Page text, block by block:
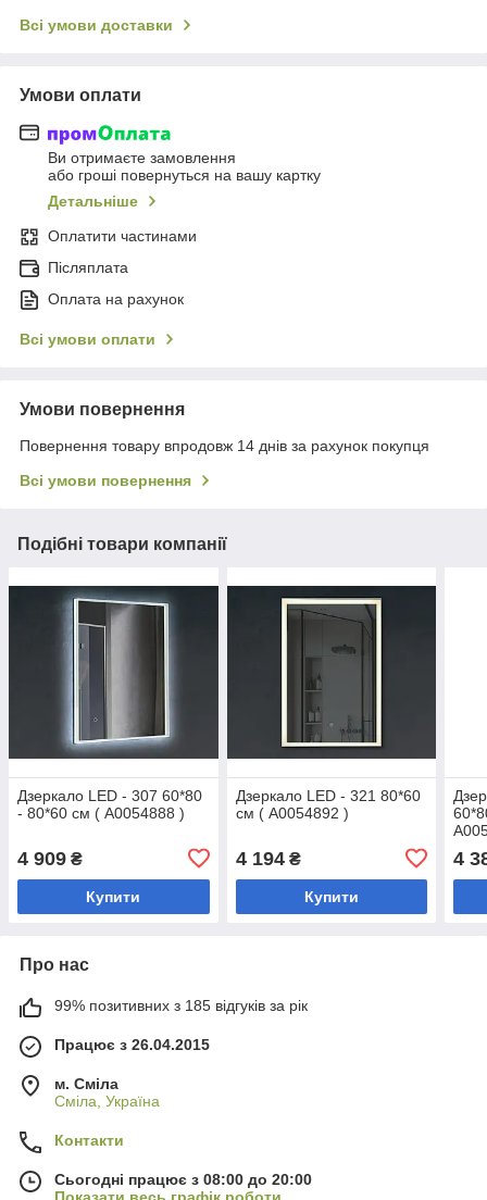
Всі умови доставки
Умови оплати
Ви отримаєте замовлення
або гроші повернуться на вашу картку
Детальніше
Оплатити частинами
Післяплата
Оплата на рахунок
Всі умови оплати
Умови повернення
Повернення товару впродовж 14 днів за рахунок покупця
Всі умови повернення
Подібні товари компанії
Дзеркало LED - 307 60*80
- 80*60 см ( А0054888 )
4 909 ₴
Купити
Дзеркало LED - 321 80*60
см ( А0054892 )
4 194₴
Купити
4
Про нас
99% позитивних з 185 відгуків за рік
Працює з 26.04.2015
м. Сміла
Сміла, Україна
Контакти
Сьогодні працює з 08:00 до 20:00